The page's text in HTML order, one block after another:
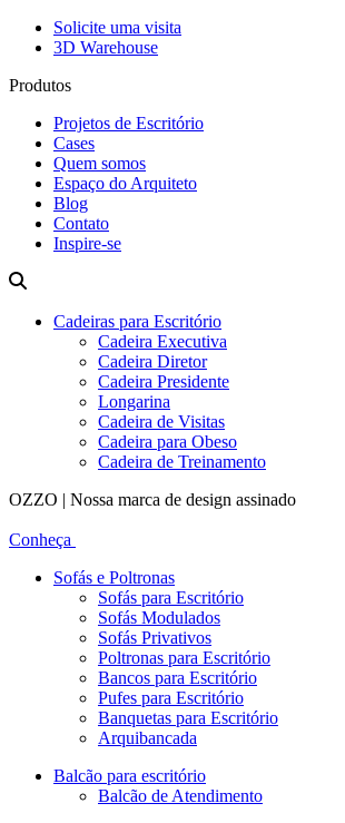
Solicite uma visita
3D Warehouse
Produtos
Projetos de Escritório
Cases
Quem somos
Espaço do Arquiteto
Blog
Contato
Inspire-se
Cadeiras para Escritório
Cadeira Executiva
Cadeira Diretor
Cadeira Presidente
Longarina
Cadeira de Visitas
Cadeira para Obeso
Cadeira de Treinamento
OZZO | Nossa marca de design assinado
Conheça
Sofás e Poltronas
Sofás para Escritório
Sofás Modulados
Sofás Privativos
Poltronas para Escritório
Bancos para Escritório
Pufes para Escritório
Banquetas para Escritório
Arquibancada
Balcão para escritório
Balcão de Atendimento